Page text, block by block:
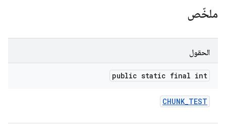
ملخّص
الحقول
public static final int
CHUNK_TEST